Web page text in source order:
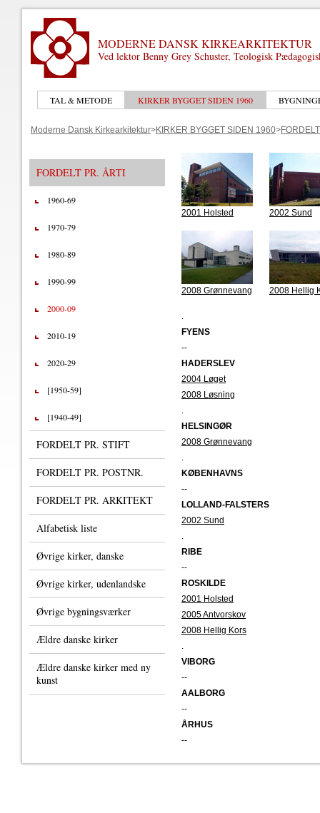
MODERNE DANSK KIRKEARKITEKTUR
Ved lektor Benny Grey Schuster, Teologisk
TAL & METODE KIRKER BYGGET SIDEN 1960
Moderne Dansk Kirkearkitektur>KIRKER BYGGET SIDEN 1960>
FORDELT PR. ÅRTI
1960-69
1970-79
1980-89
1990-99
2000-09
2010-19
2020-29
[1950-59]
[1940-49]
FORDELT PR. STIFT
FORDELT PR. POSTNR.
FORDELT PR. ARKITEKT
Alfabetisk liste
Øvrige kirker, danske
Øvrige kirker, udenlandske
Øvrige bygningsværker
Ældre danske kirker
Ældre danske kirker med ny
kunst
2001 Holsted 2002 Sund
2008 Grønnevang 2008 Hellig
.
FYENS
--
HADERSLEV
2004 Løget
2008 Løsning
.
HELSINGØR
2008 Grønnevang
.
KØBENHAVNS
--
LOLLAND-FALSTERS
2002 Sund
.
RIBE
--
ROSKILDE
2001 Holsted
2005 Antvorskov
2008 Hellig Kors
.
VIBORG
--
AALBORG
--
ÅRHUS
--